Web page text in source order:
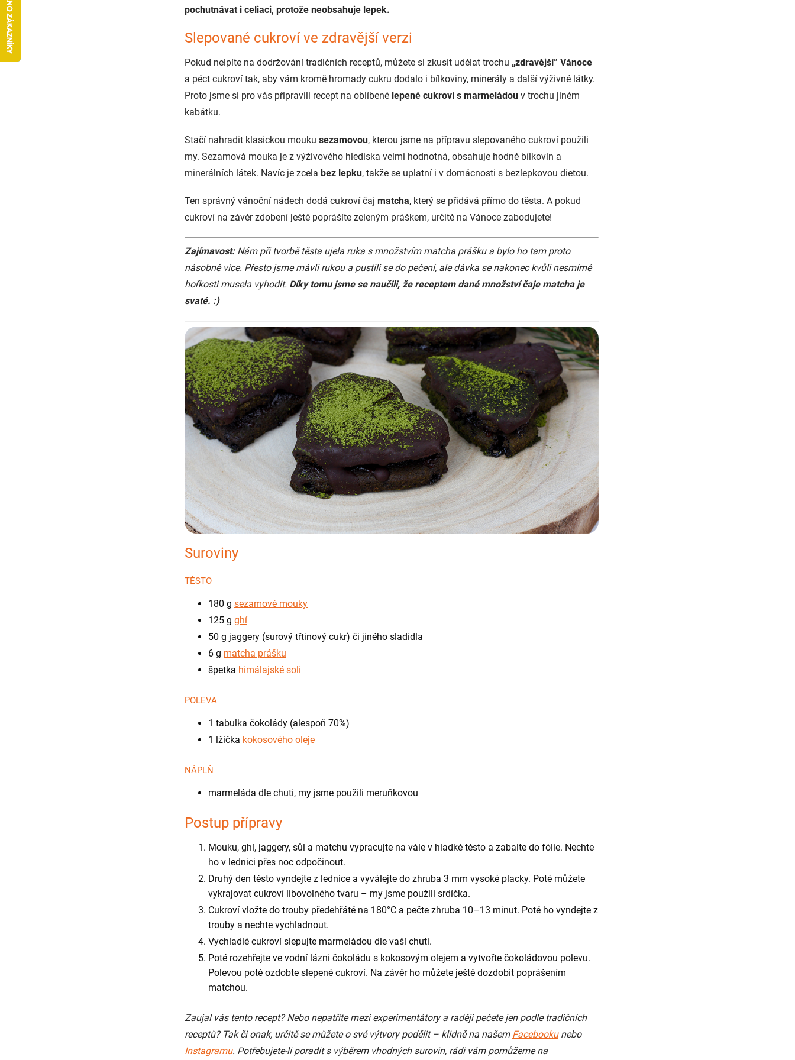
pochutnávat i celiaci, protože neobsahuje lepek.
Slepované cukroví ve zdravější verzi
Pokud nelpíte na dodržování tradičních receptů, můžete si zkusit udělat trochu „zdravější” Vánoce
a péct cukroví tak, aby vám kromě hromady cukru dodalo i bílkoviny, minerály a další výživné látky.
Proto jsme si pro vás připravili recept na oblíbené lepené cukroví s marmeládou v trochu jiném
kabátku.
Stačí nahradit klasickou mouku sezamovou, kterou jsme na přípravu slepovaného cukroví použili
my. Sezamová mouka je z výživového hlediska velmi hodnotná, obsahuje hodně bílkovin a
minerálních látek. Navíc je zcela bez lepku, takže se uplatní i v domácnosti s bezlepkovou dietou.
Ten správný vánoční nádech dodá cukroví čaj matcha, který se přidává přímo do těsta. A pokud
cukroví na závěr zdobení ještě poprášíte zeleným práškem, určitě na Vánoce zabodujete!
Zajímavost:Nám při tvorbě těsta ujela ruka s množstvím matcha prášku a bylo ho tam proto
násobně více. Přesto jsme mávli rukou a pustili se do pečení, ale dávka se nakonec kvůli nesmírné
hořkosti musela vyhodit. Díky tomu jsme se naučili, že receptem dané množství čaje matcha je
svaté. :)
Suroviny
TĚSTO
180 g sezamové mouky
125 g ghí
50 g jaggery (surový třtinový cukr) či jiného sladidla
6 g matcha prášku
špetka himálajské soli
POLEVA
1 tabulka čokolády (alespoň 70%)
1 lžička kokosového oleje
NÁPLŇ
marmeláda dle chuti, my jsme použili meruňkovou
Postup přípravy
Mouku, ghí, jaggery, sůl a matchu vypracujte na vále v hladké těsto a zabalte do fólie. Nechte
ho v lednici přes noc odpočinout.
Druhý den těsto vyndejte z lednice a vyválejte do zhruba 3 mm vysoké placky. Poté můžete
vykrajovat cukroví libovolného tvaru – my jsme použili srdíčka.
Cukroví vložte do trouby předehřáté na 180°C a pečte zhruba 10–13 minut. Poté ho vyndejte z
trouby a nechte vychladnout.
Vychladlé cukroví slepujte marmeládou dle vaší chuti.
Poté rozehřejte ve vodní lázni čokoládu s kokosovým olejem a vytvořte čokoládovou polevu.
Polevou poté ozdobte slepené cukroví. Na závěr ho můžete ještě dozdobit poprášením
matchou.
Zaujal vás tento recept? Nebo nepatříte mezi experimentátory a raději pečete jen podle tradičních
receptů? Tak či onak, určitě se můžete o své výtvory podělit – klidně na našem Facebookunebo
Instagramu. Potřebujete-li poradit s výběrem vhodných surovin, rádi vám pomůžeme na